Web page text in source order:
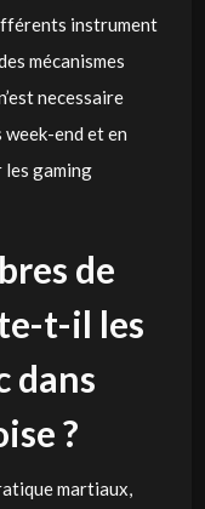
instrument
mécanismes
necessaire
week-end et en
gaming
de
t-il les
dans
?
martiaux,